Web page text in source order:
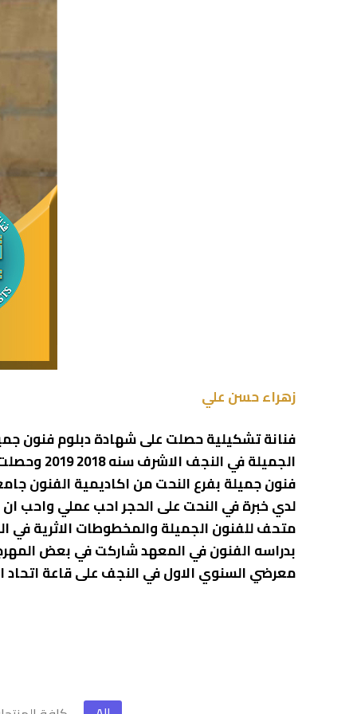
زهراء حسن علي
فنانة تشكيلية حصلت على شهادة دبلوم فنون
الجميلة في
لدي خبرة في النحت على الحجر احب عملي واحب
متحف للفنون الجميلة والمخطوطات الاثرية في
بدراسه الفنون في المعهد شاركت في بعض
معرضي السنوي الاول في النجف على قاعة اتحاد